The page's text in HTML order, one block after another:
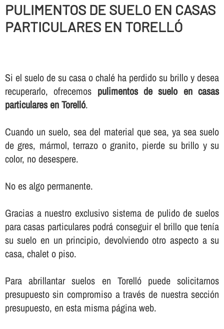
PULIMENTOS DE SUELO EN CASAS
PARTICULARES EN TORELLÓ
Si el suelo de su casa o chalé ha perdido su brillo y desea
recuperarlo, ofrecemos pulimentos de suelo en casas
particulares en Torelló.
Cuando un suelo, sea del material que sea, ya sea suelo
de gres, mármol, terrazo o granito, pierde su brillo y su
color, no desespere.
No es algo permanente.
Gracias a nuestro exclusivo sistema de pulido de suelos
para casas particulares podrá conseguir el brillo que tení­a
su suelo en un principio, devolviendo otro aspecto a su
casa, chalet o piso.
Para abrillantar suelos en Torelló puede solicitarnos
presupuesto sin compromiso a través de nuestra sección
presupuesto, en esta misma página web.